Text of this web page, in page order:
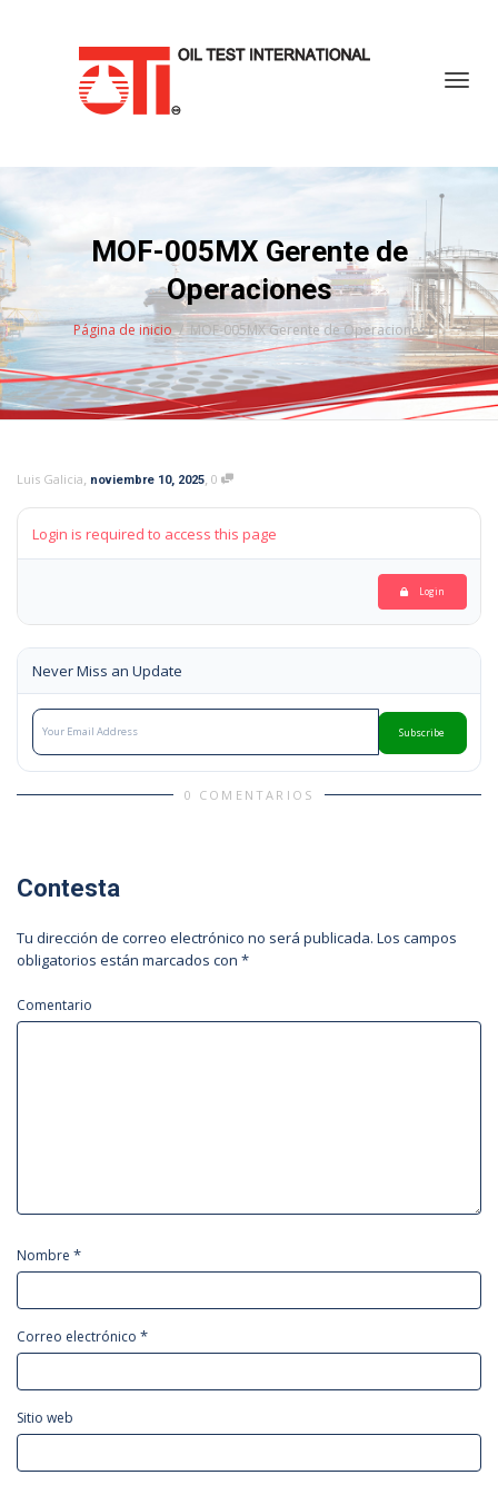
MOF-005MX Gerente de
Operaciones
Página de inicio MOF-005MX Gerente de Operaciones
Luis Galicia, noviembre 10, 2025, 0
Login is required to access this page
Login
Never Miss an Update
Subscribe
0 COMENTARIOS
Contesta
Tu dirección de correo electrónico no será publicada. Los campos
obligatorios están marcados con *
Comentario
Nombre *
Correo electrónico *
Sitio web